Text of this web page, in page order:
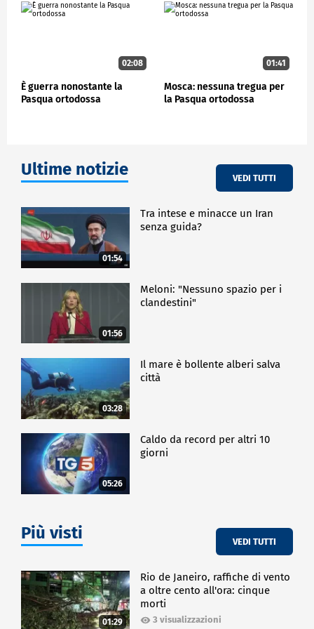
secondo.
02:08
È guerra nonostante la
Pasqua ortodossa
01:41
Mosca: nessuna tregua per
la Pasqua ortodossa
Ultime notizie VEDI TUTTI
01:54
Tra intese e minacce un Iran
senza guida?
01:56
Meloni: "Nessuno spazio per i
clandestini"
03:28
Il mare è bollente alberi salva
città
05:26
Caldo da record per altri 10
giorni
Più visti VEDI TUTTI
01:29
Rio de Janeiro, raffiche di vento
a oltre cento all'ora: cinque
morti
3 visualizzazioni